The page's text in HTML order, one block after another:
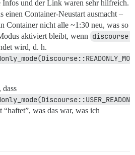
und der Link waren sehr hilfreich.
einen Container-Neustart ausmacht –
Container nicht alle ~1:30 neu, was so
aktiviert bleibt, wenn discourse
wird, d. h.
dass
“haftet”, was das war, was ich